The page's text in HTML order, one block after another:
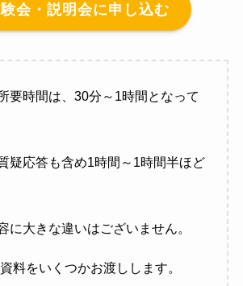
会・説明会に申し込む
要時間は、30分～1時間となって
疑応答も含め1時間～1時間半ほど
に大きな違いはございません。
料をいくつかお渡しします。